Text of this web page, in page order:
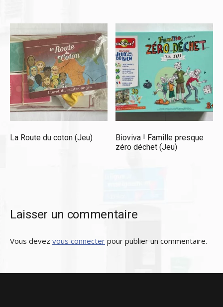
La Route du coton (Jeu)
Bioviva ! Famille presque
zéro déchet (Jeu)
Laisser un commentaire
Vous devez vous connecter pour publier un commentaire.